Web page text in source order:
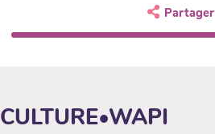
Partager
CULTURE•WAPI